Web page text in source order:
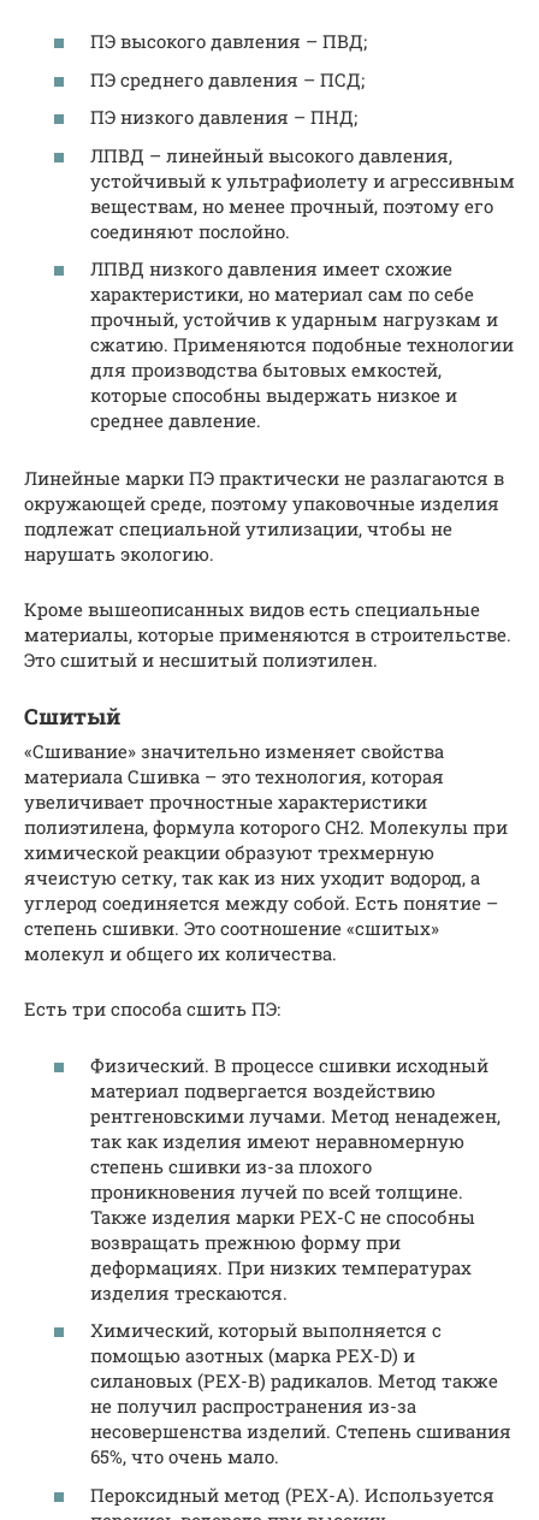
ПЭ высокого давления – ПВД;
ПЭ среднего давления – ПСД;
ПЭ низкого давления – ПНД;
ЛПВД – линейный высокого давления,
устойчивый к ультрафиолету и агрессивным
веществам, но менее прочный, поэтому его
соединяют послойно.
ЛПВД низкого давления имеет схожие
характеристики, но материал сам по себе
прочный, устойчив к ударным нагрузкам и
сжатию. Применяются подобные технологии
для производства бытовых емкостей,
которые способны выдержать низкое и
среднее давление.
Линейные марки ПЭ практически не разлагаются в
окружающей среде, поэтому упаковочные изделия
подлежат специальной утилизации, чтобы не
нарушать экологию.
Кроме вышеописанных видов есть специальные
материалы, которые применяются в строительстве.
Это сшитый и несшитый полиэтилен.
Сшитый
«Сшивание» значительно изменяет свойства
материала Сшивка – это технология, которая
увеличивает прочностные характеристики
полиэтилена, формула которого CH2. Молекулы при
химической реакции образуют трехмерную
ячеистую сетку, так как из них уходит водород, а
углерод соединяется между собой. Есть понятие –
степень сшивки. Это соотношение «сшитых»
молекул и общего их количества.
Есть три способа сшить ПЭ:
Физический. В процессе сшивки исходный
материал подвергается воздействию
рентгеновскими лучами. Метод ненадежен,
так как изделия имеют неравномерную
степень сшивки из-за плохого
проникновения лучей по всей толщине.
Также изделия марки PEX-C не способны
возвращать прежнюю форму при
деформациях. При низких температурах
изделия трескаются.
Химический, который выполняется с
помощью азотных (марка PEX-D) и
силановых (PEX-B) радикалов. Метод также
не получил распространения из-за
несовершенства изделий. Степень сшивания
65%, что очень мало.
Пероксидный метод (PEX-A). Используется